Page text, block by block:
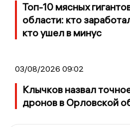
Топ-10 мясных
области: кто
кто ушел в минус
03/08/2026 09:02
Клычков назвал
дронов в Орловской